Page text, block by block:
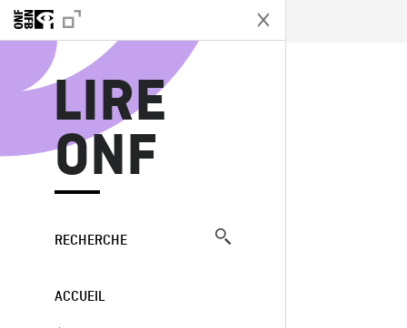
LIRE
ONF
RECHERCHE
ACCUEIL